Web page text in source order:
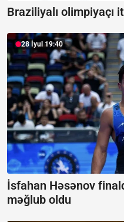
Braziliyalı olimpiyaçı
28 İyul 19:40
İsfahan Həsənov
məğlub oldu